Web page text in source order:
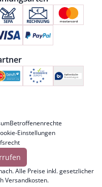
Betroffenenrechte
Einstellungen
Alle Preise inkl. gesetzlicher
Versandkosten.